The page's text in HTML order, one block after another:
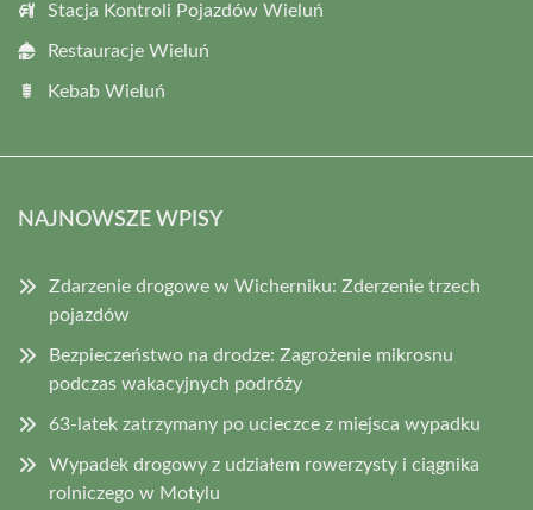
Stacja Kontroli Pojazdów Wieluń
Restauracje Wieluń
Kebab Wieluń
NAJNOWSZE WPISY
Zdarzenie drogowe w Wicherniku: Zderzenie trzech
pojazdów
Bezpieczeństwo na drodze: Zagrożenie mikrosnu
podczas wakacyjnych podróży
63-latek zatrzymany po ucieczce z miejsca wypadku
Wypadek drogowy z udziałem rowerzysty i ciągnika
rolniczego w Motylu